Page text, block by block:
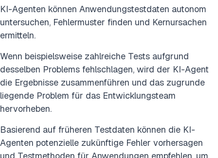
KI-Agenten können Anwendungstestdaten autonom
untersuchen, Fehlermuster finden und Kernursachen
ermitteln.
Wenn beispielsweise zahlreiche Tests aufgrund
desselben Problems fehlschlagen, wird der KI-Agent
die Ergebnisse zusammenführen und das zugrunde
liegende Problem für das Entwicklungsteam
hervorheben.
Basierend auf früheren Testdaten können die KI-
Agenten potenzielle zukünftige Fehler vorhersagen